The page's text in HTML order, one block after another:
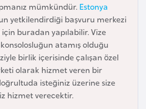
mümkündür. Estonya
yetkilendirdiği başvuru merkezi
buradan yapılabilir. Vize
atamış olduğu
birlik içerisinde çalışan özel
olarak hizmet veren bir
isteğiniz üzerine size
hizmet verecektir.